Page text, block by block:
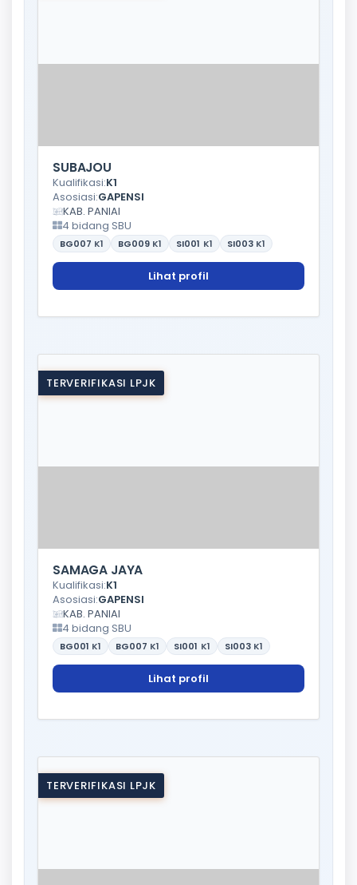
SUBAJOU
Kualifikasi:K1
Asosiasi:GAPENSI
KAB. PANIAI
4 bidang SBU
BG007 K1 BG009 K1 SI001 K1 SI003 K1
Lihat profil
TERVERIFIKASI LPJK
SAMAGA JAYA
Kualifikasi:K1
Asosiasi:GAPENSI
KAB. PANIAI
4 bidang SBU
BG001 K1 BG007 K1 SI001 K1 SI003 K1
Lihat profil
TERVERIFIKASI LPJK